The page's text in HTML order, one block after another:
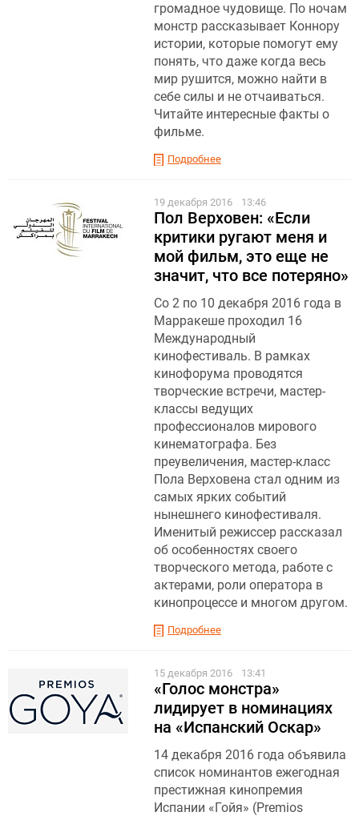
громадное чудовище. По ночам
монстр рассказывает Коннору
истории, которые помогут ему
понять, что даже когда весь
мир рушится, можно найти в
себе силы и не отчаиваться.
Читайте интересные факты о
фильме.
Подробнее
19 декабря 2016 13:46
Пол Верховен: «Если
критики ругают меня и
мой фильм, это еще не
значит, что все потеряно»
Со 2 по 10 декабря 2016 года в
Марракеше проходил 16
Международный
кинофестиваль. В рамках
кинофорума проводятся
творческие встречи, мастер-
классы ведущих
профессионалов мирового
кинематографа. Без
преувеличения, мастер-класс
Пола Верховена стал одним из
самых ярких событий
нынешнего кинофестиваля.
Именитый режиссер рассказал
об особенностях своего
творческого метода, работе с
актерами, роли оператора в
кинопроцессе и многом другом.
Подробнее
15 декабря 2016 13:41
«Голос монстра»
лидирует в номинациях
на «Испанский Оскар»
14 декабря 2016 года объявила
список номинантов ежегодная
престижная кинопремия
Испании «Гойя» (Premios